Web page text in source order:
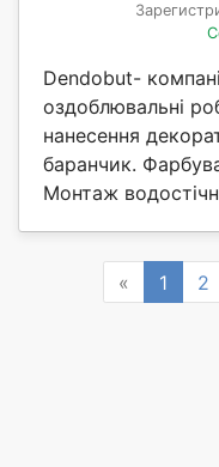
Dendobut-
оздоблювальні
нанесення
баранчик.
Монтаж
« Previous
1 2